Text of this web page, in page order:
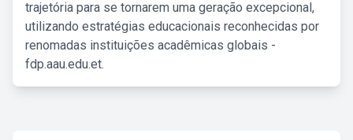
trajetória para se tornarem uma geração excepcional,
utilizando estratégias educacionais reconhecidas por
renomadas instituições acadêmicas globais -
fdp.aau.edu.et.